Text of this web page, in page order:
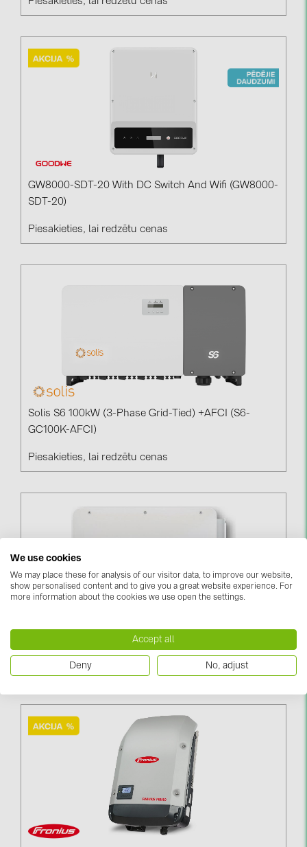
GW8000-SDT-20 With DC Switch And Wifi (GW8000-
SDT-20)
Piesakieties, lai redzētu cenas
Solis S6 100kW (3-Phase Grid-Tied) +AFCI (S6-
GC100K-AFCI)
Piesakieties, lai redzētu cenas
HUAWEI SUN2000-100KTL-M2 (01074695-020)
Piesakieties, lai redzētu cenas
We use cookies
We may place these for analysis of our visitor data, to improve our website,
show personalised content and to give you a great website experience. For
more information about the cookies we use open the settings.
Accept all
Deny No, adjust